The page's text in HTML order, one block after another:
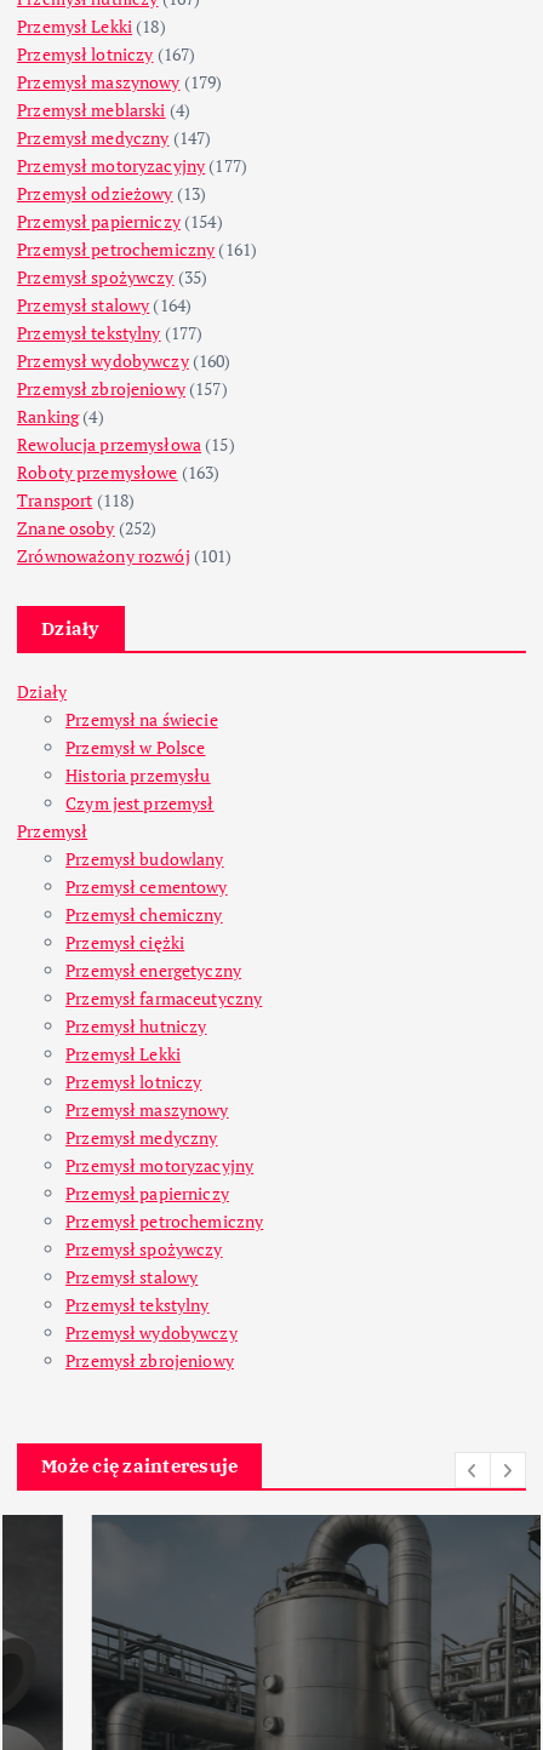
Przemysł Lekki (18)
Przemysł lotniczy (167)
Przemysł maszynowy (179)
Przemysł meblarski (4)
Przemysł medyczny (147)
Przemysł motoryzacyjny (177)
Przemysł odzieżowy (13)
Przemysł papierniczy(154)
Przemysł petrochemiczny (161)
Przemysł spożywczy (35)
Przemysł stalowy (164)
Przemysł tekstylny (177)
Przemysł wydobywczy(160)
Przemysł zbrojeniowy(157)
Ranking(4)
Rewolucja przemysłowa (15)
Roboty przemysłowe (163)
Transport (118)
Znane osoby (252)
Zrównoważony rozwój (101)
Działy
Działy
Przemysł na świecie
Przemysł w Polsce
Historia przemysłu
Czym jest przemysł
Przemysł
Przemysł budowlany
Przemysł cementowy
Przemysł chemiczny
Przemysł ciężki
Przemysł energetyczny
Przemysł farmaceutyczny
Przemysł hutniczy
Przemysł Lekki
Przemysł lotniczy
Przemysł maszynowy
Przemysł medyczny
Przemysł motoryzacyjny
Przemysł papierniczy
Przemysł petrochemiczny
Przemysł spożywczy
Przemysł stalowy
Przemysł tekstylny
Przemysł wydobywczy
Przemysł zbrojeniowy
Może cię zainteresuje